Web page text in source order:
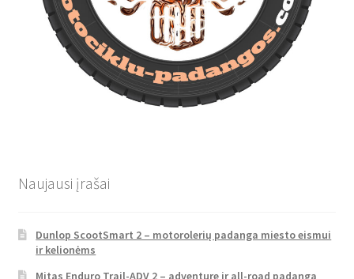
Naujausi įrašai
Dunlop ScootSmart 2 – motorolerių padanga miesto eismui
ir kelionėms
Mitas Enduro Trail-ADV 2 – adventure ir all-road padanga